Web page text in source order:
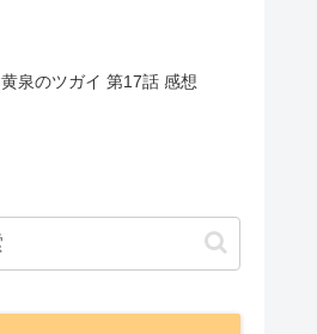
黄泉のツガイ 第17話 感想